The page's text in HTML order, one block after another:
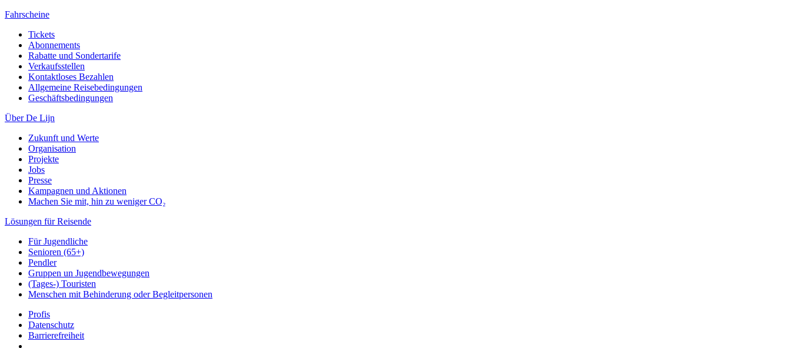
Fahrscheine
Tickets
Abonnements
Rabatte und Sondertarife
Verkaufsstellen
Kontaktloses Bezahlen
Allgemeine Reisebedingungen
Geschäftsbedingungen
Über De Lijn
Zukunft und Werte
Organisation
Projekte
Jobs
Presse
Kampagnen und Aktionen
Machen Sie mit, hin zu weniger CO₂
Lösungen für Reisende
Für Jugendliche
Senioren (65+)
Pendler
Gruppen un Jugendbewegungen
(Tages-) Touristen
Menschen mit Behinderung oder Begleitpersonen
Profis
Datenschutz
Barrierefreiheit